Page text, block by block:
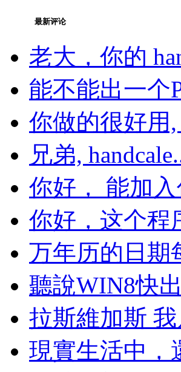
最新评论
老大，你的
能不能出一个
你做的很好用,
兄弟,
你好， 能加
你好，这个程
万年历的日期
聽說WIN8快
拉斯維加斯
現實生活中，